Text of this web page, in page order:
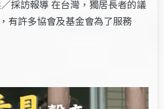
採訪報導 在台灣，獨居長者的議
有許多協會及基金會為了服務